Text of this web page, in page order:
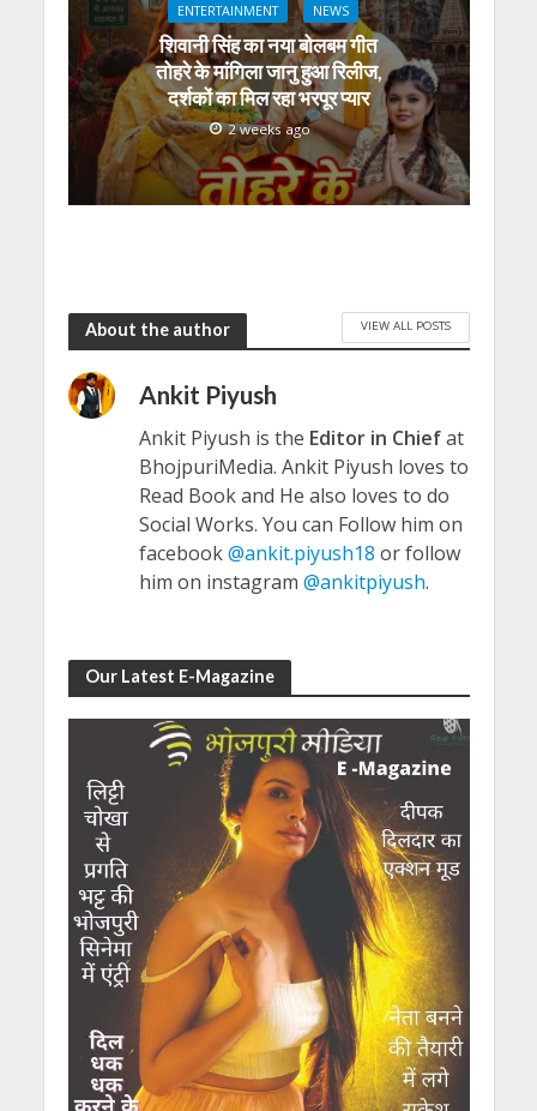
ENTERTAINMENT NEWS
शिवानी सिंह का नया बोलबम गीत
तोहरे के मांगिला जानु हुआ रिलीज,
दर्शकों का मिल रहा भरपूर प्यार
2 weeks ago
About the author VIEW ALL POSTS
Ankit Piyush
Ankit Piyush is the Editor in Chiefat
BhojpuriMedia. Ankit Piyush loves to
Read Book and He also loves to do
Social Works. You can Follow him on
facebook@ankit.piyush18 or follow
him on instagram @ankitpiyush.
Our Latest E-Magazine